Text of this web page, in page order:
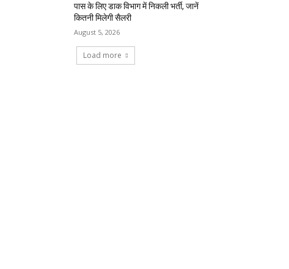
पास के लिए डाक विभाग में निकली भर्ती, जानें
कितनी मिलेगी सैलरी
August 5, 2026
Load more